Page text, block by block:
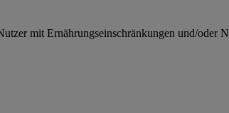
mit Ernährungseinschränkungen und/oder